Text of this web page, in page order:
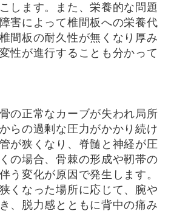
します。また、栄養的な問題
害によって椎間板への栄養代
間板の耐久性が無くなり厚み
性が進行することも分かって
の正常なカーブが失われ局所
らの過剰な圧力がかかり続け
が狭くなり、脊髄と神経が圧
の場合、骨棘の形成や靭帯の
う変化が原因で発生します。
くなった場所に応じて、腕や
、脱力感とともに背中の痛み